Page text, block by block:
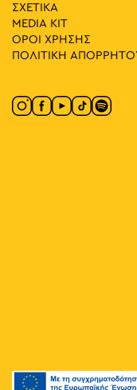
ΣΧΕΤΙΚΑ
MEDIA ΚIT
ΟΡΟΙ ΧΡΗΣΗΣ
ΠΟΛΙΤΙΚΗ